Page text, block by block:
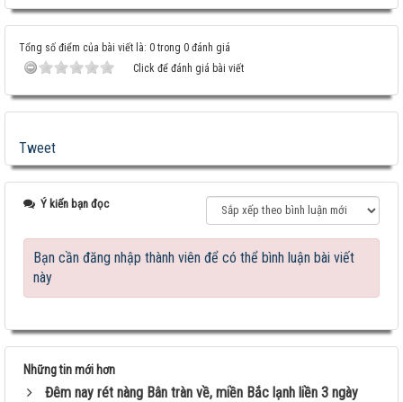
Tổng số điểm của bài viết là: 0 trong 0 đánh giá
Click để đánh giá bài viết
Tweet
Ý kiến bạn đọc
Bạn cần đăng nhập thành viên để có thể bình luận bài viết
này
Những tin mới hơn
Đêm nay rét nàng Bân tràn về, miền Bắc lạnh liền 3 ngày